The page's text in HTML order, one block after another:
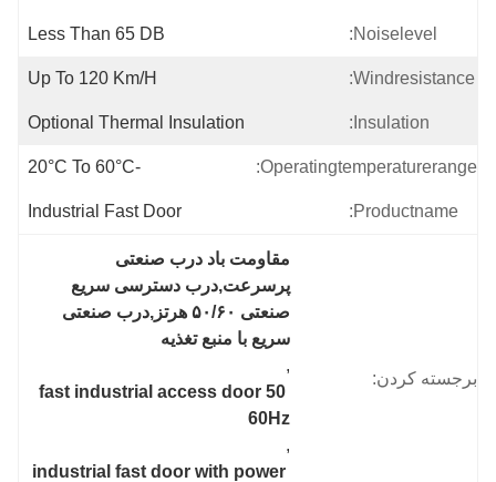
Noiselevel:
Less Than 65 DB
Windresistance:
Up To 120 Km/h
Insulation:
Optional Thermal Insulation
Operatingtemperaturerange:
Productname:
Industrial Fast Door
برجسته کردن:
مقاومت باد درب صنعتی
پرسرعت,درب دسترسی سریع
صنعتی ۵۰/۶۰ هرتز,درب صنعتی
سریع با منبع تغذیه
,
fast industrial access door 50
60Hz
,
industrial fast door with power